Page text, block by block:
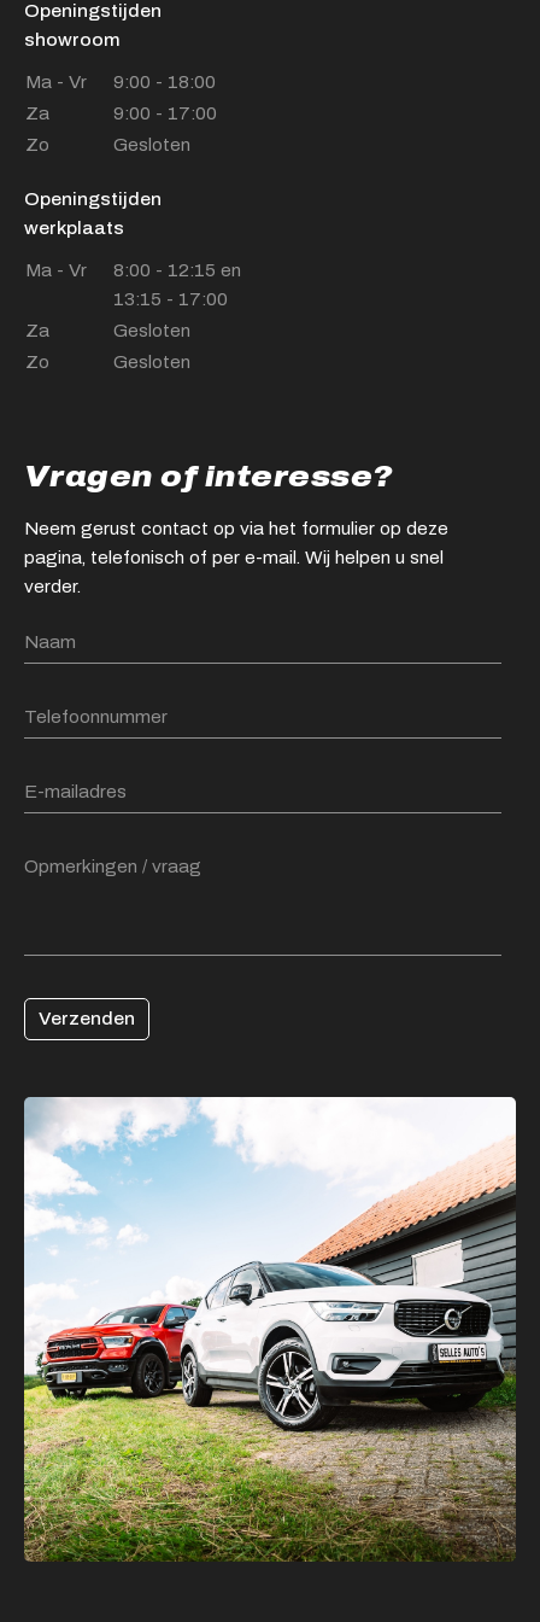
Openingstijden
showroom
Ma - Vr
9:00 - 18:00
Za
9:00 - 17:00
Zo
Gesloten
Openingstijden
werkplaats
Ma - Vr
8:00 - 12:15 en
13:15 - 17:00
Za
Gesloten
Zo
Gesloten
Vragen of interesse?
Neem gerust contact op via het formulier op deze
pagina, telefonisch of per e-mail. Wij helpen u snel
verder.
Verzenden